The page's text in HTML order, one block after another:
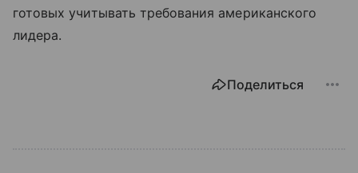
готовых учитывать требования американского
лидера.
Поделиться